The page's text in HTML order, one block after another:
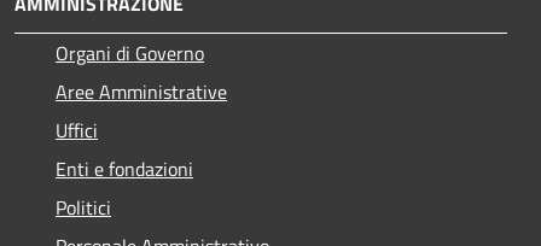
Organi di Governo
Aree Amministrative
Uffici
Enti e fondazioni
Politici